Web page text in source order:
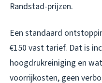
Randstad-prijzen.
Een standaard
€150 vast tarief. Dat is
hoogdrukreiniging en
voorrijkosten, geen